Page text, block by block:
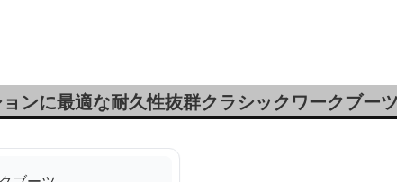
ンに最適な耐久性抜群クラシックワークブー